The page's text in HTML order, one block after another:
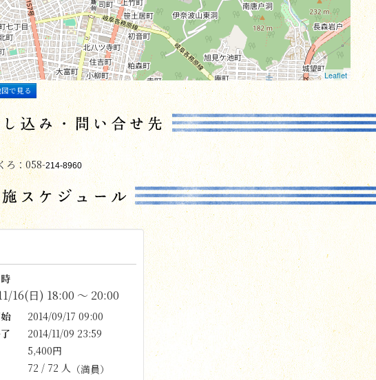
Leaflet
で見る
ろ：058-214-8960
16(日) 18:00 〜 20:00
2014/09/17 09:00
2014/11/09 23:59
5,400円
72 / 72 人 （満員）